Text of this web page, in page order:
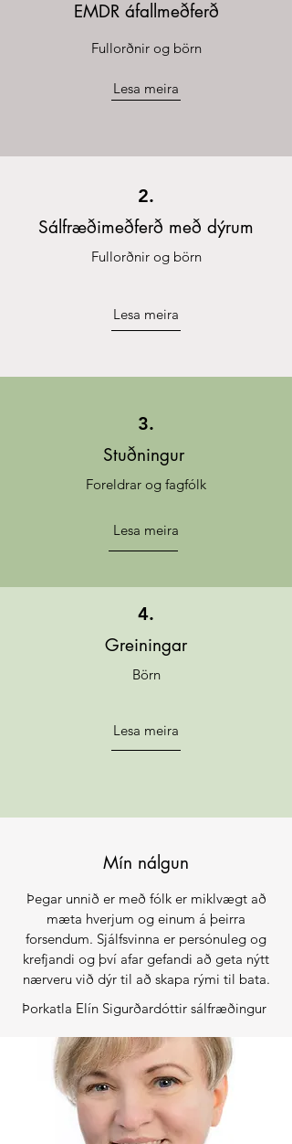
EMDR áfallmeðferð
Fullorðnir og börn
Lesa meira
2.
Sálfræðimeðferð með dýrum
Fullorðnir og börn
Lesa meira
3.
Stuðningur
Foreldrar og fagfólk
Lesa meira
4.
Greiningar
Börn
Lesa meira
Mín nálgun
Þegar unnið er með fólk er miklvægt að
mæta hverjum og einum á þeirra
forsendum. Sjálfsvinna er persónuleg og
krefjandi og því afar gefandi að geta nýtt
nærveru við dýr til að skapa rými til bata.
Þorkatla Elín Sigurðardóttir sálfræðingur